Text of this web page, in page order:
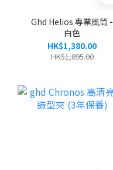
Ghd Helios 專業風筒 -
白色
HK$1,380.00
HK$1,895.00